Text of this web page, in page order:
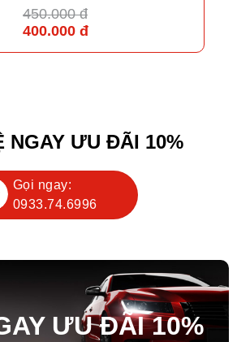
450.000 đ
400.000 đ
NGAY ƯU ĐÃI 10%
Gọi ngay:
0933.74.6996
ƯU ĐÃI10%